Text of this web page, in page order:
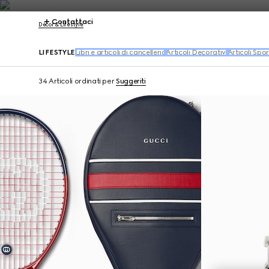
Contattaci
Décor & Lifestyle
LIFESTYLE Libri e articoli di cancelleria Articoli Decorativi Articoli
34 Articoli ordinati perSuggeriti